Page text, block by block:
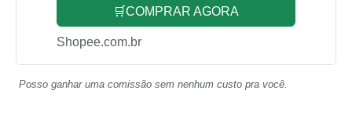
🛒COMPRAR AGORA
Shopee.com.br
Posso ganhar uma comissão sem nenhum custo pra você.